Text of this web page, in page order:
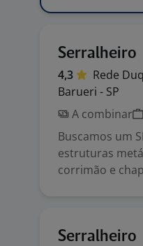
Serralheiro
4,3 Rede
Barueri - SP
A combinar
Buscamos um
estruturas
corrimão e
Serralheiro